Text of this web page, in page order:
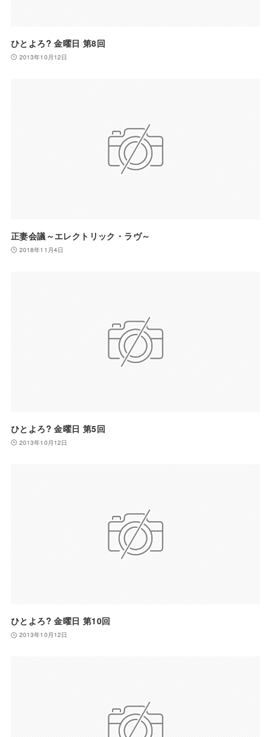
ひとよろ? 金曜日 第8回
2013年10月12日
正妻会議～エレクトリック・ラヴ～
2018年11月4日
ひとよろ? 金曜日 第5回
2013年10月12日
ひとよろ? 金曜日 第10回
2013年10月12日